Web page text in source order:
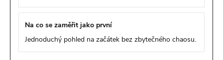
Na co se zaměřit jako první
Jednoduchý pohled na začátek bez zbytečného chaosu.